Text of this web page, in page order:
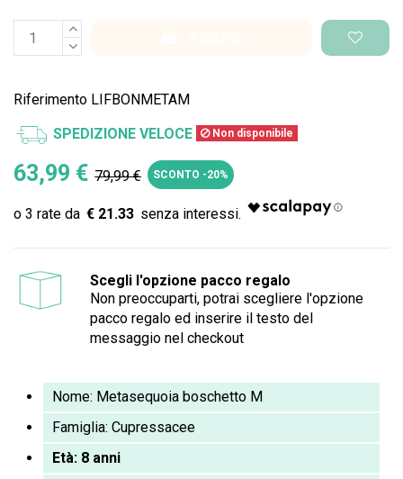
Riferimento LIFBONMETAM
SPEDIZIONE VELOCE Non disponibile
63,99 € 79,99 € SCONTO -20%
€ 21.33
Scegli l'opzione pacco regalo
Non preoccuparti, potrai scegliere l'opzione
pacco regalo ed inserire il testo del
messaggio nel checkout
Nome: Metasequoia boschetto M
Famiglia: Cupressacee
Età: 8 anni